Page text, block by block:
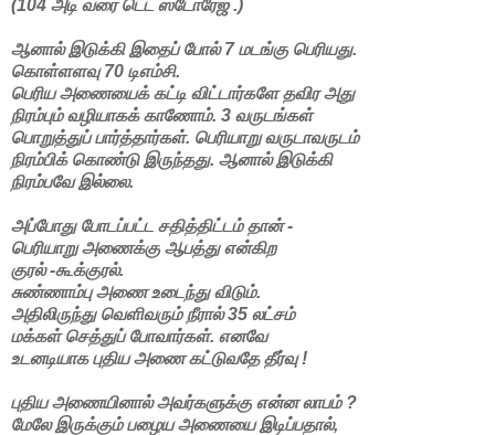
(104 அடி வரை டெட் ஸ்டோரேஜ் .)
ஆனால் இடுக்கி இதைப் போல் 7 மடங்கு பெரியது.
கொள்ளளவு 70 டிஎம்சி.
பெரிய அணையைக் கட்டி விட்டார்களே தவிர அது
நிரம்பும் வழியாகக் காணோம். 3 வருடங்கள்
பொறுத்துப் பார்த்தார்கள். பெரியாறு வருடாவருடம்
நிரம்பிக் கொண்டு இருந்தது. ஆனால் இடுக்கி
நிரம்பவே இல்லை.
அப்போது போடப்பட்ட சதித்திட்டம் தான் -
பெரியாறு அணைக்கு ஆபத்து என்கிற
குரல் -கூக்குரல்.
சுண்ணாம்பு அணை உடைந்து விடும்.
அதிலிருந்து வெளிவரும் நீரால் 35 லட்சம்
மக்கள் செத்துப் போவார்கள். எனவே
உடனடியாக புதிய அணை கட்டுவதே தீர்வு !
புதிய அணையினால் அவர்களுக்கு என்ன லாபம் ?
மேலே இருக்கும் பழைய அணையை இடிப்பதால்,